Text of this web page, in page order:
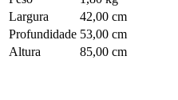
Largura
42,00 cm
Profundidade 53,00 cm
Altura
85,00 cm